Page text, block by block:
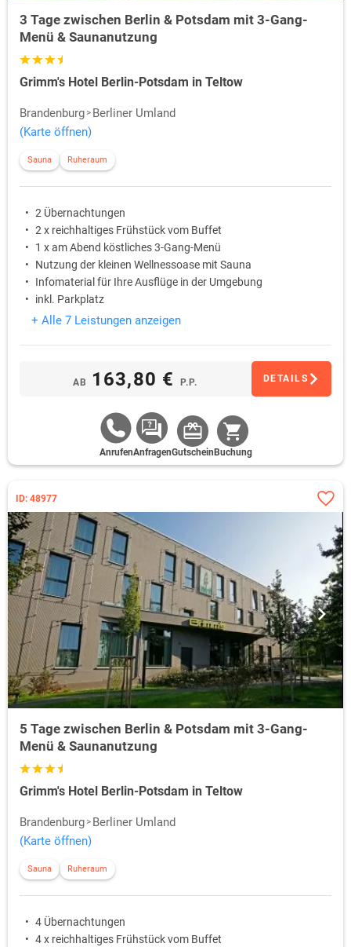
3 Tage zwischen Berlin & Potsdam mit 3-Gang-
Menü & Saunanutzung
Grimm's Hotel Berlin-Potsdam in Teltow
Brandenburg
Berliner Umland
(Karte öffnen)
Sauna Ruheraum
2 Übernachtungen
2 x reichhaltiges Frühstück vom Buffet
1 x am Abend köstliches 3-Gang-Menü
Nutzung der kleinen Wellnessoase mit Sauna
Infomaterial für Ihre Ausflüge in der Umgebung
inkl. Parkplatz
+ Alle 7 Leistungen anzeigen
AB 163,80 € P.P. DETAILS
AnrufenAnfragenGutschein Buchung
ID: 48977
5 Tage zwischen Berlin & Potsdam mit 3-Gang-
Menü & Saunanutzung
Grimm's Hotel Berlin-Potsdam in Teltow
Brandenburg
Berliner Umland
(Karte öffnen)
Sauna Ruheraum
4 Übernachtungen
4 x reichhaltiges Frühstück vom Buffet